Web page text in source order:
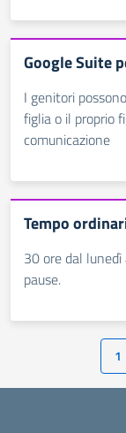
Google Suite
I genitori
figlia o il proprio
comunicazione
Tempo
30 ore dal
pause.
1